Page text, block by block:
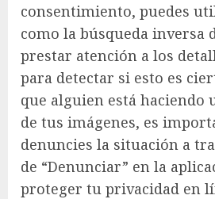
consentimiento, puedes
como la búsqueda inversa
prestar atención a los
para detectar si esto es
que alguien está haciendo
de tus imágenes, es
denuncies la situación a
de “Denunciar” en la
proteger tu privacidad en